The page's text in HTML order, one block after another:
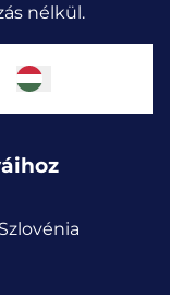
nélkül.
Szlovénia